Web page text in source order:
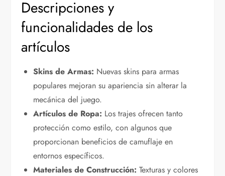
Descripciones y
funcionalidades de los
artículos
Skins de Armas: Nuevas skins para armas
populares mejoran su apariencia sin alterar la
mecánica del juego.
Artículos de Ropa: Los trajes ofrecen tanto
protección como estilo, con algunos que
proporcionan beneficios de camuflaje en
entornos específicos.
Materiales de Construcción: Texturas y colores